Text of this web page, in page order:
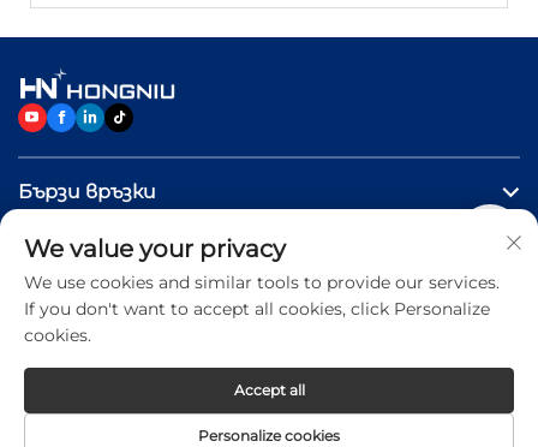
Бързи връзки
ПРОДУКТИ
Свържете се с нас
Copyright © 2026 Jinan Hongniu Machinery Equipment
We value your privacy
We use cookies and similar tools to provide our services.
If you don't want to accept all cookies, click Personalize
cookies.
Personalize cookies
Accept all